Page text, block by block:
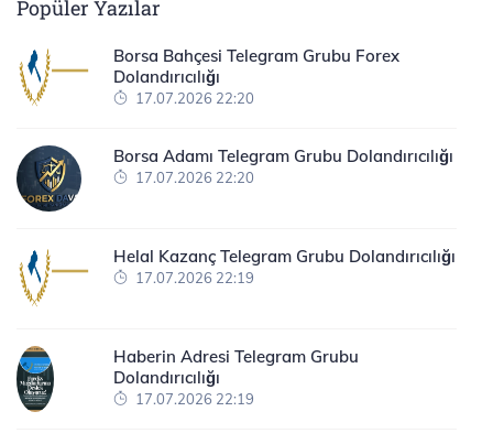
Popüler Yazılar
Borsa Bahçesi Telegram Grubu Forex
Dolandırıcılığı
17.07.2026 22:20
Borsa Adamı Telegram Grubu Dolandırıcılığı
17.07.2026 22:20
Helal Kazanç Telegram Grubu Dolandırıcılığı
17.07.2026 22:19
Haberin Adresi Telegram Grubu
Dolandırıcılığı
17.07.2026 22:19